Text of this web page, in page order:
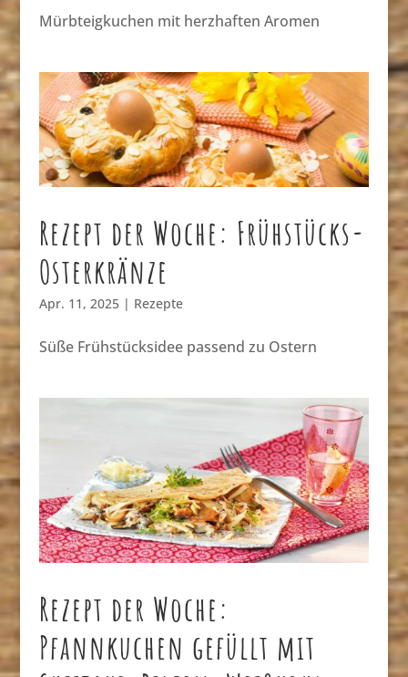
Mürbteigkuchen mit herzhaften Aromen
Rezept der Woche: Frühstücks-
Osterkränze
Apr. 11, 2025| Rezepte
Süße Frühstücksidee passend zu Ostern
Rezept der Woche:
Pfannkuchen gefüllt mit